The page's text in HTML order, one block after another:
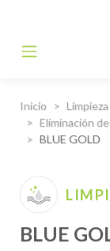
Main
Inicio
Limpieza
Eliminación
BLUE GOLD
BLUE